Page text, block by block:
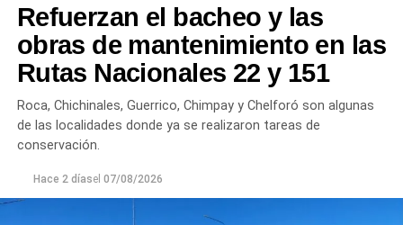
turbiedad cercanos a 80 NTU, mientras que en
Chichinales rondan los 10 NTU. En ambos casos, las
plantas continúan funcionando con monitoreo
permanente.
Los equipos técnicos de Aguas Rionegrinas mantienen
un seguimiento constante de la evolución de la turbiedad
con las condiciones que presenta el río.
Refuerzan el bacheo y las
obras de mantenimiento en las
Rutas Nacionales 22 y 151
Roca, Chichinales, Guerrico, Chimpay y Chelforó son algunas
de las localidades donde ya se realizaron tareas de
conservación.
Hace 2 díasel 07/08/2026